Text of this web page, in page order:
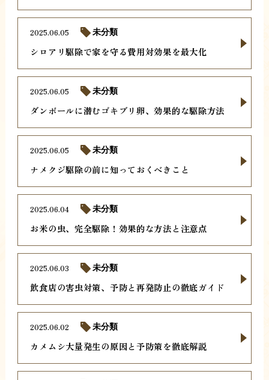
シロアリ駆除で家を守る費用対効果を最大化
2025.06.05 未分類
ダンボールに潜むゴキブリ卵、効果的な駆除方法
2025.06.05 未分類
ナメクジ駆除の前に知っておくべきこと
2025.06.05 未分類
お米の虫、完全駆除！効果的な方法と注意点
2025.06.04 未分類
飲食店の害虫対策、予防と再発防止の徹底ガイド
2025.06.03 未分類
カメムシ大量発生の原因と予防策を徹底解説
2025.06.02 未分類